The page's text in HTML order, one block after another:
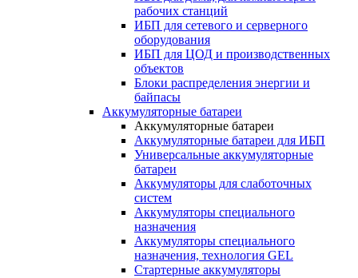
рабочих станций
ИБП для сетевого и серверного
оборудования
ИБП для ЦОД и производственных
объектов
Блоки распределения энергии и
байпасы
Аккумуляторные батареи
Аккумуляторные батареи
Аккумуляторные батареи для ИБП
Универсальные аккумуляторные
батареи
Аккумуляторы для слаботочных
систем
Аккумуляторы специального
назначения
Аккумуляторы специального
назначения, технология GEL
Стартерные аккумуляторы